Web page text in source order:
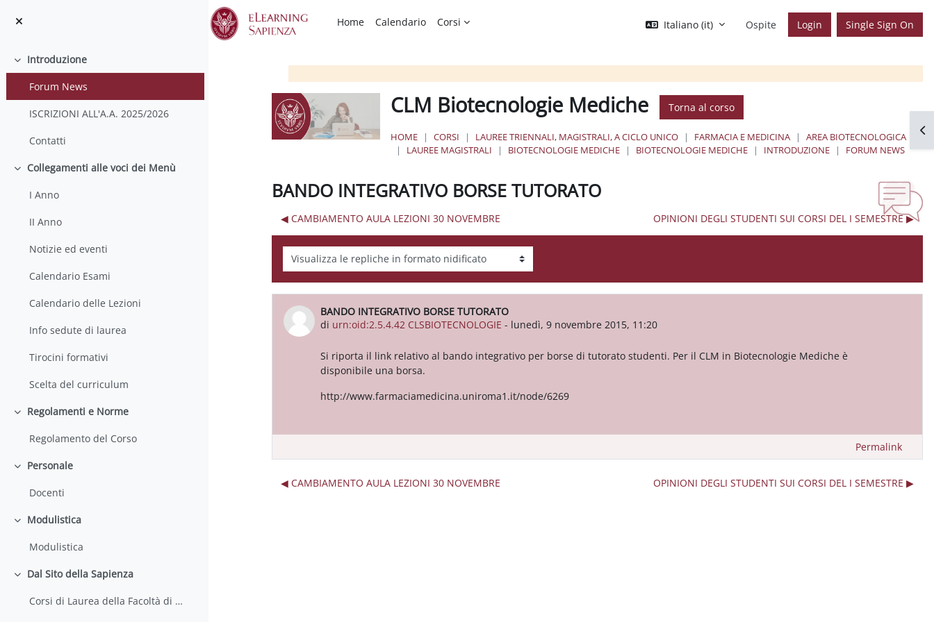
Home
Calendario Corsi Italiano ‎(it)‎ Ospite Login Single Sign On
Minimizza
Introduzione
Forum News
ISCRIZIONI ALL'A.A. 2025/2026
Contatti
Minimizza
Collegamenti alle voci dei Menù
I Anno
II Anno
Notizie ed eventi
Calendario Esami
Calendario delle Lezioni
Info sedute di laurea
Tirocini formativi
Scelta del curriculum
Minimizza
Regolamenti e Norme
Regolamento del Corso
Minimizza
Personale
Docenti
Minimizza
Modulistica
Modulistica
Minimizza
Dal Sito della Sapienza
Corsi di Laurea della Facoltà di Farmacia e Medicina
CLM Biotecnologie Mediche Torna al corso
HOME CORSI LAUREE TRIENNALI, MAGISTRALI, A CICLO UNICO FARMACIA E MEDICINA
AREA BIOTECNOLOGICA
LAUREE MAGISTRALI
BIOTECNOLOGIE MEDICHE BIOTECNOLOGIE MEDICHE INTRODUZIONE FORUM NEWS
BANDO INTEGRATIVO BORSE TUTORATO
◀︎ CAMBIAMENTO AULA LEZIONI 30 NOVEMBRE OPINIONI DEGLI STUDENTI SUI CORSI DEL I SEMESTRE ▶︎
Modalità visualizzazione
BANDO INTEGRATIVO BORSE TUTORATO
di urn:oid:2.5.4.42 CLSBIOTECNOLOGIE - lunedì, 9 novembre 2015, 11:20
Numero di risposte: 0
Si riporta il link relativo al bando integrativo per borse di tutorato studenti. Per il CLM in Biotecnologie Mediche è
disponibile una borsa.
http://www.farmaciamedicina.uniroma1.it/node/6269
Permalink
◀︎ CAMBIAMENTO AULA LEZIONI 30 NOVEMBRE OPINIONI DEGLI STUDENTI SUI CORSI DEL I SEMESTRE ▶︎